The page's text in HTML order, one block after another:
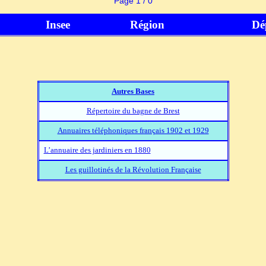
Insee Région
Autres Bases
Répertoire du bagne de Brest
Annuaires téléphoniques français 1902 et 1929
L’annuaire des jardiniers en 1880
Les guillotinés de la Révolution Française